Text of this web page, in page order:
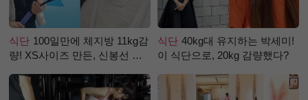
식단 100일만에 체지방 11kg감
량! XS사이즈 만든, 신봉선 식
식단 40kg대 유지하는 박세미!
이 식단으로, 20kg 감량했다?